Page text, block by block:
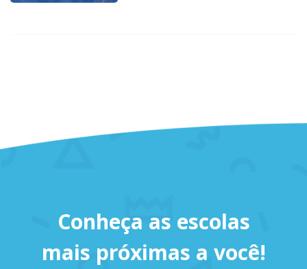
Conheça as escolas
mais próximas a você!